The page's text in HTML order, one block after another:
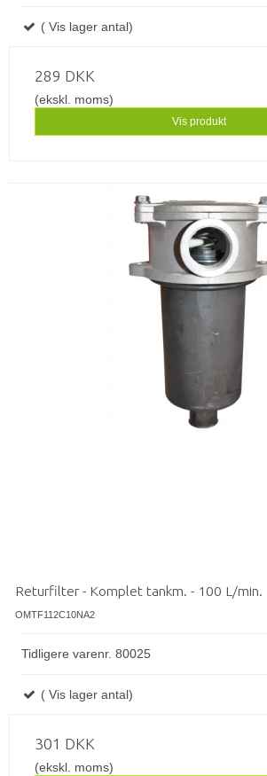
( Vis lager antal)
289 DKK
(ekskl. moms)
Vis produkt
Returfilter - Komplet tankm. - 100 L/min.
OMTF112C10NA2
Tidligere varenr. 80025
( Vis lager antal)
301 DKK
(ekskl. moms)